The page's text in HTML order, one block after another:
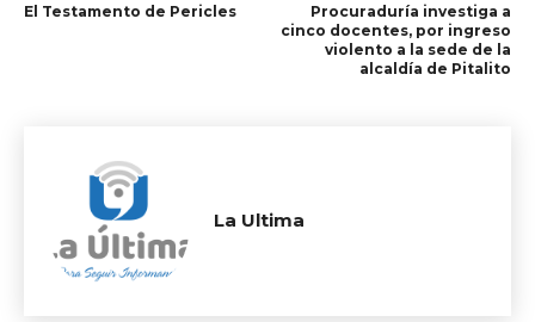
El Testamento de Pericles
Procuraduría investiga a
cinco docentes, por ingreso
violento a la sede de la
alcaldía de Pitalito
La Ultima